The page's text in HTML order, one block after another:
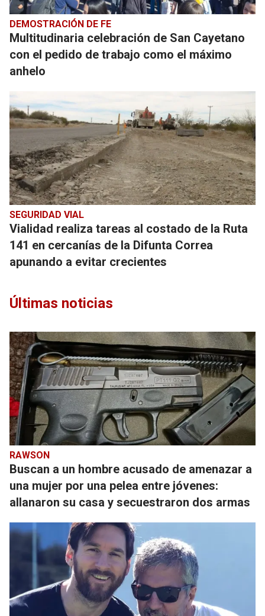
DEMOSTRACIÓN DE FE
Multitudinaria celebración de San Cayetano
con el pedido de trabajo como el máximo
anhelo
SEGURIDAD VIAL
Vialidad realiza tareas al costado de la Ruta
141 en cercanías de la Difunta Correa
apunando a evitar crecientes
Últimas noticias
RAWSON
Buscan a un hombre acusado de amenazar a
una mujer por una pelea entre jóvenes:
allanaron su casa y secuestraron dos armas